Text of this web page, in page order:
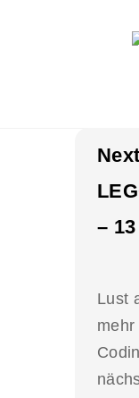
–
Lust